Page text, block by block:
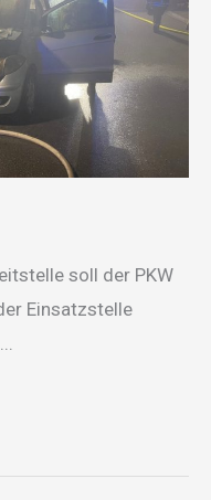
soll der PKW
Einsatzstelle